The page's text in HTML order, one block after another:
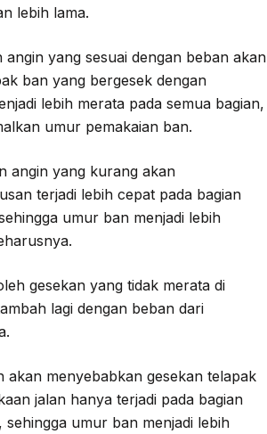
lebih lama.
angin yang sesuai dengan beban akan
ban yang bergesek dengan
lebih merata pada semua bagian,
umur pemakaian ban.
angin yang kurang akan
terjadi lebih cepat pada bagian
umur ban menjadi lebih
gesekan yang tidak merata di
lagi dengan beban dari
akan menyebabkan gesekan telapak
jalan hanya terjadi pada bagian
umur ban menjadi lebih